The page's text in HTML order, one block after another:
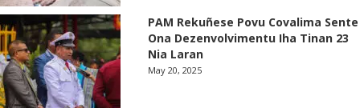
PAM Rekuñese Povu Covalima Sente
Ona Dezenvolvimentu Iha Tinan 23
Nia Laran
May 20, 2025